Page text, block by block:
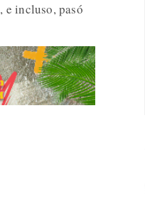
e incluso, pasó